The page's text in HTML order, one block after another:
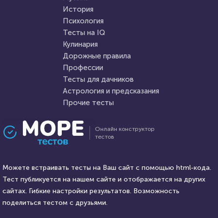
Пройти тест
2 января 2021 83742
Прочие тесты
Awdienko HTML - код
Проходили 3508 раз
Тест: Россия XVIII века
Онлайн конструктор
тестов
Можете встраивать тесты на Ваш сайт с помощью html-кода.
Тест публикуется на нашем сайте и отображается на других
сайтах. Гибкие настройки результатов. Возможность
поделиться тестом с друзьями.
История
Психология
Тесты на IQ
Кулинария
Дорожные правила
Профессии
Тесты для дачников
Астрология и предсказания
Прочие тесты